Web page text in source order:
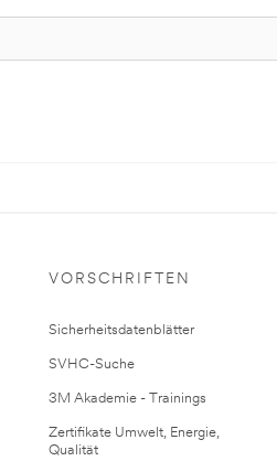
VORSCHRIFTEN
Sicherheitsdatenblätter
SVHC-Suche
3M Akademie - Trainings
Zertifikate Umwelt, Energie,
Qualität